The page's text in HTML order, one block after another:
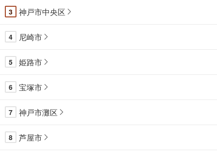
3 神戸市中央区
4 尼崎市
5 姫路市
6 宝塚市
7 神戸市灘区
8 芦屋市